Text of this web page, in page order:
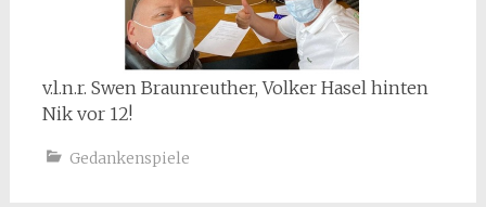
v.l.n.r. Swen Braunreuther, Volker Hasel hinten
Nik vor 12!
Gedankenspiele